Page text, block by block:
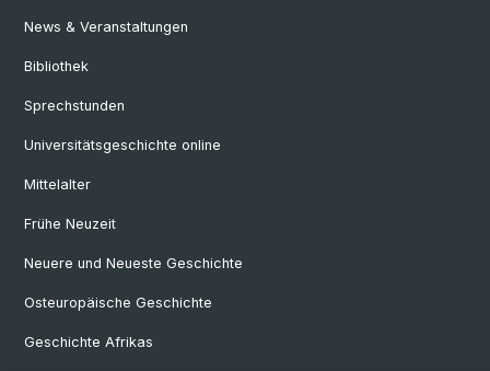
News & Veranstaltungen
Bibliothek
Sprechstunden
Universitätsgeschichte online
Mittelalter
Frühe Neuzeit
Neuere und Neueste Geschichte
Osteuropäische Geschichte
Geschichte Afrikas